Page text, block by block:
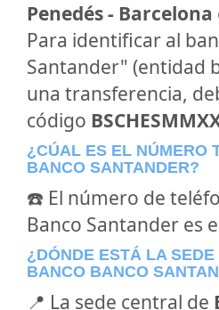
Penedés - Barcelona
Para identificar al
Santander" (entidad
una transferencia,
código
¿CÚAL ES EL NÚMERO
BANCO SANTANDER?
☎️ El número de
Banco Santander es
¿DÓNDE ESTÁ LA
BANCO BANCO
📍 La sede central de